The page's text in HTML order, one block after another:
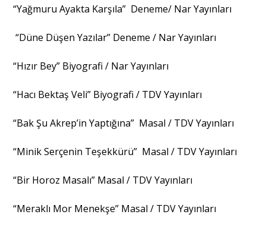
“Yağmuru Ayakta Karşıla” Deneme/ Nar Yayınları
“Düne Düşen Yazılar” Deneme / Nar Yayınları
“Hızır Bey” Biyografi / Nar Yayınları
“Hacı Bektaş Veli” Biyografi / TDV Yayınları
“Bak Şu Akrep’in Yaptığına” Masal / TDV Yayınları
“Minik Serçenin Teşekkürü” Masal / TDV Yayınları
“Bir Horoz Masalı” Masal / TDV Yayınları
“Meraklı Mor Menekşe” Masal / TDV Yayınları